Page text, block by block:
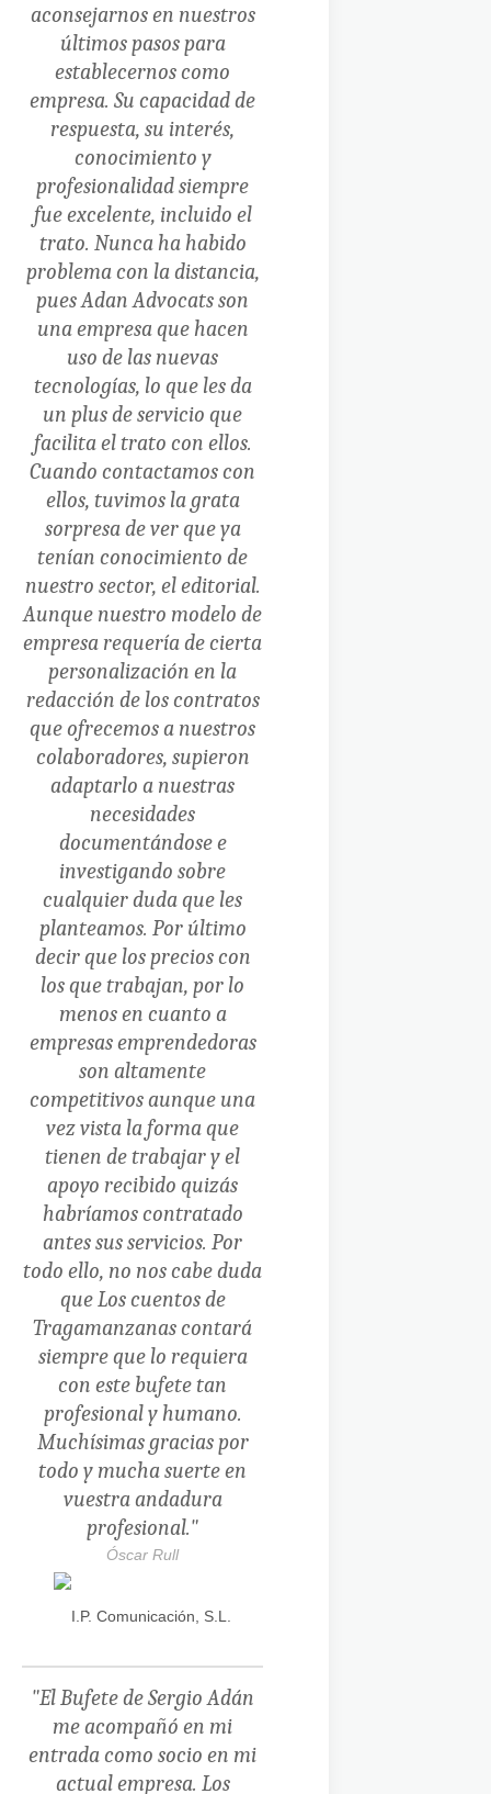
aconsejarnos en nuestros
últimos pasos para
establecernos como
empresa. Su capacidad de
respuesta, su interés,
conocimiento y
profesionalidad siempre
fue excelente, incluido el
trato. Nunca ha habido
problema con la distancia,
pues Adan Advocats son
una empresa que hacen
uso de las nuevas
tecnologías, lo que les da
un plus de servicio que
facilita el trato con ellos.
Cuando contactamos con
ellos, tuvimos la grata
sorpresa de ver que ya
tenían conocimiento de
nuestro sector, el editorial.
Aunque nuestro modelo de
empresa requería de cierta
personalización en la
redacción de los contratos
que ofrecemos a nuestros
colaboradores, supieron
adaptarlo a nuestras
necesidades
documentándose e
investigando sobre
cualquier duda que les
planteamos. Por último
decir que los precios con
los que trabajan, por lo
menos en cuanto a
empresas emprendedoras
son altamente
competitivos aunque una
vez vista la forma que
tienen de trabajar y el
apoyo recibido quizás
habríamos contratado
antes sus servicios. Por
todo ello, no nos cabe duda
que Los cuentos de
Tragamanzanas contará
siempre que lo requiera
con este bufete tan
profesional y humano.
Muchísimas gracias por
todo y mucha suerte en
vuestra andadura
profesional."
Óscar Rull
"El Bufete de Sergio Adán
me acompañó en mi
entrada como socio en mi
actual empresa. Los